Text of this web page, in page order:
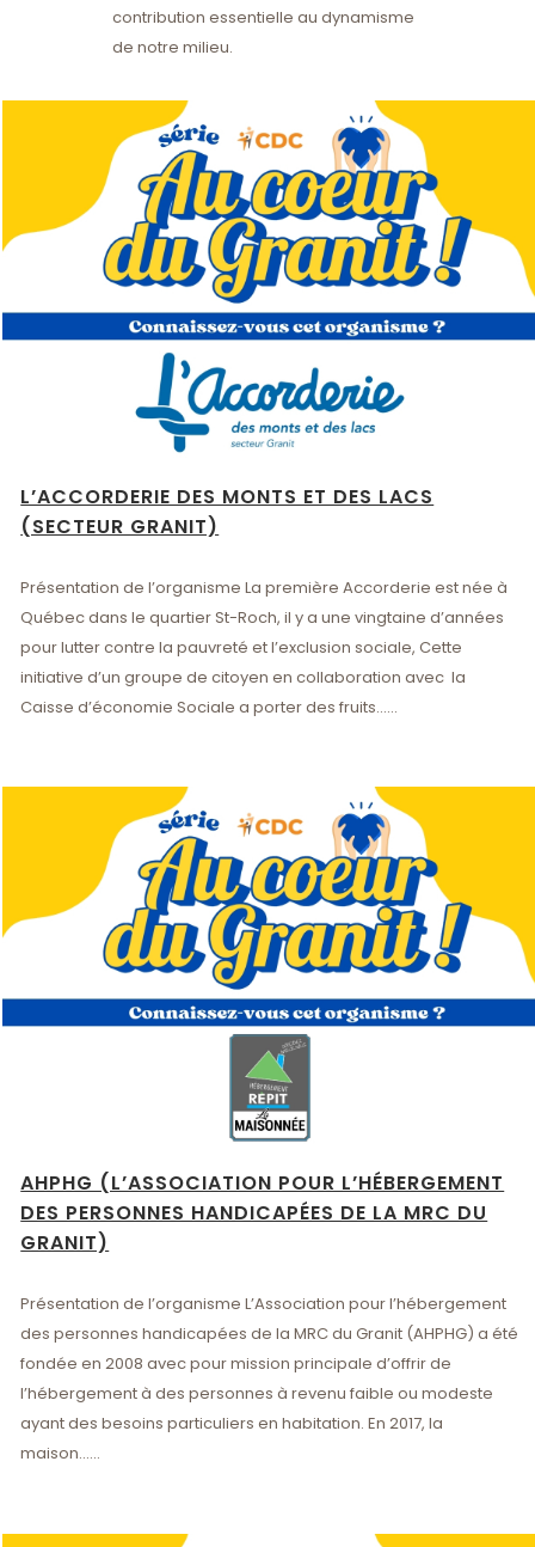
contribution essentielle au dynamisme
de notre milieu.
L’ACCORDERIE DES MONTS ET DES LACS
(SECTEUR GRANIT)
Présentation de l’organisme La première Accorderie est née à
Québec dans le quartier St-Roch, il y a une vingtaine d’années
pour lutter contre la pauvreté et l’exclusion sociale, Cette
initiative d’un groupe de citoyen en collaboration avec la
Caisse d’économie Sociale a porter des fruits......
AHPHG (L’ASSOCIATION POUR L’HÉBERGEMENT
DES PERSONNES HANDICAPÉES DE LA MRC DU
GRANIT)
Présentation de l’organisme L’Association pour l’hébergement
des personnes handicapées de la MRC du Granit (AHPHG) a été
fondée en 2008 avec pour mission principale d’offrir de
l’hébergement à des personnes à revenu faible ou modeste
ayant des besoins particuliers en habitation. En 2017, la
maison......